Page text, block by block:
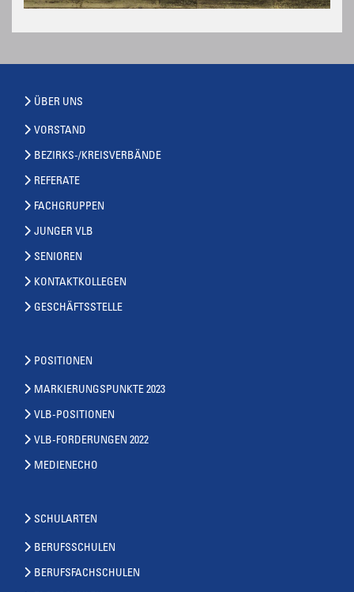
ÜBER UNS
VORSTAND
BEZIRKS-/KREISVERBÄNDE
REFERATE
FACHGRUPPEN
JUNGER VLB
SENIOREN
KONTAKTKOLLEGEN
GESCHÄFTSSTELLE
POSITIONEN
MARKIERUNGSPUNKTE 2023
VLB-POSITIONEN
VLB-FORDERUNGEN 2022
MEDIENECHO
SCHULARTEN
BERUFSSCHULEN
BERUFSFACHSCHULEN